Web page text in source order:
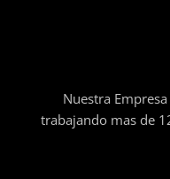
Nuestra Empresa
trabajando mas de